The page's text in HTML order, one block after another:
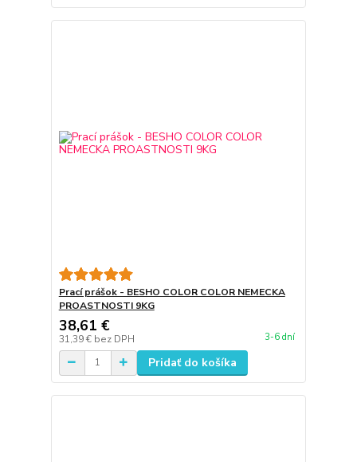
Prací prášok - BESHO COLOR COLOR NEMECKA
PROASTNOSTI 9KG
38,61 €
31,39 € bez DPH 3-6 dní
Pridať do košíka